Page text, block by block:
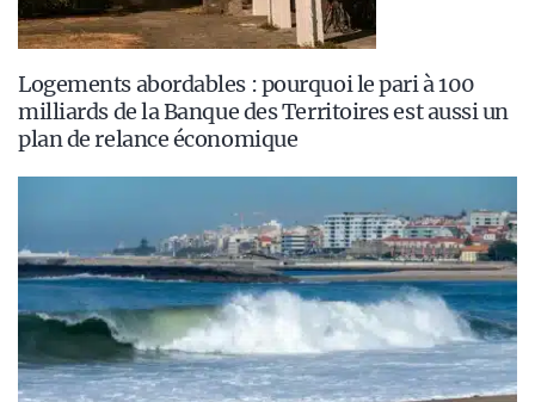
Logements abordables : pourquoi le pari à 100
milliards de la Banque des Territoires est aussi un
plan de relance économique